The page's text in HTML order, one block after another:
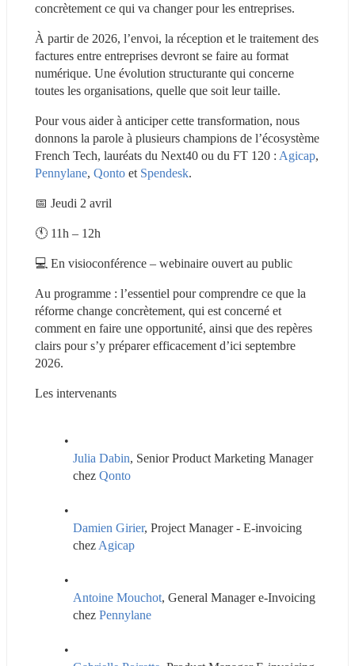
concrètement ce qui va changer pour les entreprises.
À partir de 2026, l’envoi, la réception et le traitement des
factures entre entreprises devront se faire au format
numérique. Une évolution structurante qui concerne
toutes les organisations, quelle que soit leur taille.
Pour vous aider à anticiper cette transformation, nous
donnons la parole à plusieurs champions de l’écosystème
French Tech, lauréats du Next40 ou du FT 120 : Agicap
Pennylane, Qonto et Spendesk.
📅 Jeudi 2 avril
🕚 11h – 12h
💻 En visioconférence – webinaire ouvert au public
Au programme : l’essentiel pour comprendre ce que la
réforme change concrètement, qui est concerné et
comment en faire une opportunité, ainsi que des repères
clairs pour s’y préparer efficacement d’ici septembre
2026.
Les intervenants
Julia Dabin, Senior Product Marketing Manager
chez Qonto
Damien Girier, Project Manager - E-invoicing
chez Agicap
Antoine Mouchot, General Manager e-Invoicing
chez Pennylane